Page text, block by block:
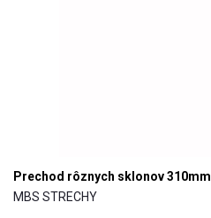
Prechod rôznych sklonov 310mm
MBS STRECHY